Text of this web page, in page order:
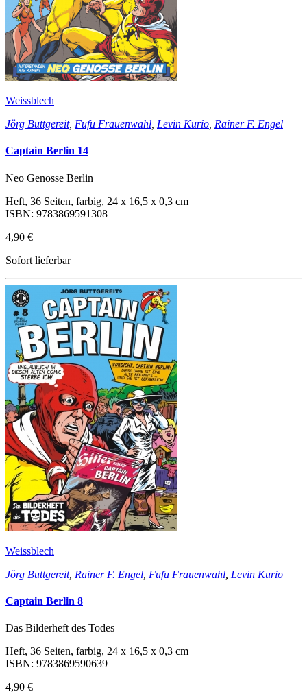
Weissblech
Jörg Buttgereit, Fufu Frauenwahl Levin Kurio Rainer F. Engel
Captain Berlin 14
Neo Genosse Berlin
Heft, 36 Seiten, farbig, 24 x 16,5 x 0,3 cm
ISBN: 9783869591308
4,90 €
Sofort lieferbar
Weissblech
Jörg Buttgereit, Rainer F. Engel Fufu Frauenwahl Levin Kurio
Captain Berlin 8
Das Bilderheft des Todes
Heft, 36 Seiten, farbig, 24 x 16,5 x 0,3 cm
ISBN: 9783869590639
4,90 €